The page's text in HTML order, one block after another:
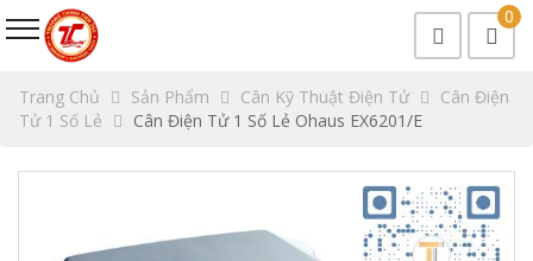
0
Trang Chủ Sản Phẩm Cân Kỹ Thuật Điện Tử
Cân Điện
Tử 1 Số Lẻ
Cân Điện Tử 1 Số Lẻ Ohaus EX6201/E